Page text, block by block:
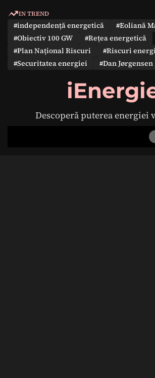
IN TREND
#independență energetică
#Eoliană
#Obiectiv 100 GW
#Rețea energetică
#Plan Național Riscuri
#Riscuri
#Securitatea energiei
#Dan Jørgensen
Descoperă puterea